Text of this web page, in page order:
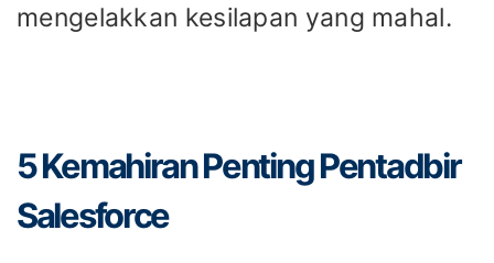
mengelakkan kesilapan yang mahal.
5 Kemahiran Penting Pentadbir
Salesforce